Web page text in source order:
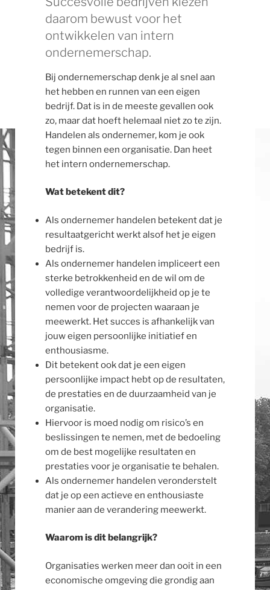
daarom bewust voor het
ontwikkelen van intern
ondernemerschap.
Bij ondernemerschap denk je al snel aan
het hebben en runnen van een eigen
bedrijf. Dat is in de meeste gevallen ook
zo, maar dat hoeft helemaal niet zo te zijn.
Handelen als ondernemer, kom je ook
tegen binnen een organisatie. Dan heet
het intern ondernemerschap.
Wat betekent dit?
Als ondernemer handelen betekent dat je
resultaatgericht werkt alsof het je eigen
bedrijf is.
Als ondernemer handelen impliceert een
sterke betrokkenheid en de wil om de
volledige verantwoordelijkheid op je te
nemen voor de projecten waaraan je
meewerkt. Het succes is afhankelijk van
jouw eigen persoonlijke initiatief en
enthousiasme.
Dit betekent ook dat je een eigen
persoonlijke impact hebt op de resultaten,
de prestaties en de duurzaamheid van je
organisatie.
Hiervoor is moed nodig om risico’s en
beslissingen te nemen, met de bedoeling
om de best mogelijke resultaten en
prestaties voor je organisatie te behalen.
Als ondernemer handelen veronderstelt
dat je op een actieve en enthousiaste
manier aan de verandering meewerkt.
Waarom is dit belangrijk?
Organisaties werken meer dan ooit in een
economische omgeving die grondig aan